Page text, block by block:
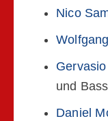
Nico
und
Daniel